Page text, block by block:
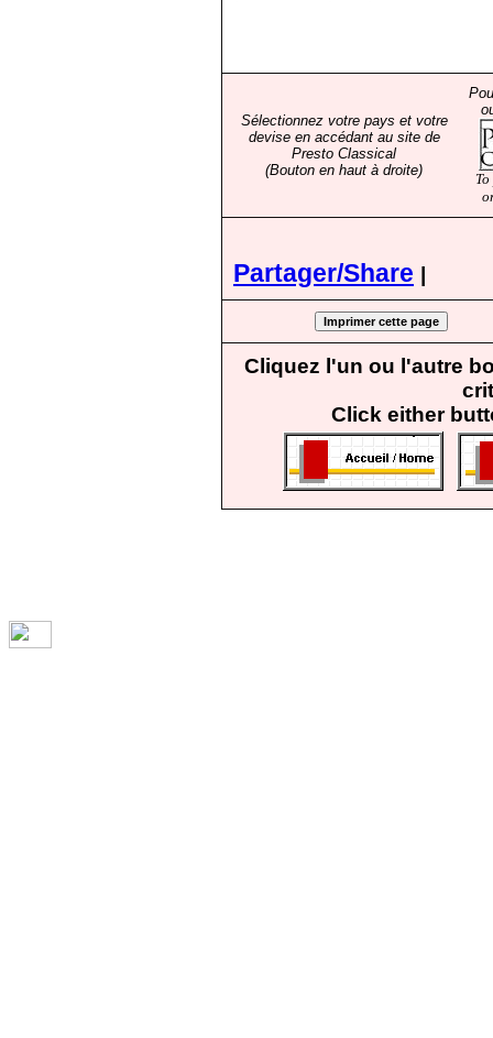
Sélectionnez votre pays et votre
devise en accédant au site de
Presto Classical
(Bouton en haut à droite)
Partager/Share
Cliquez l'un ou l'autre
Click either